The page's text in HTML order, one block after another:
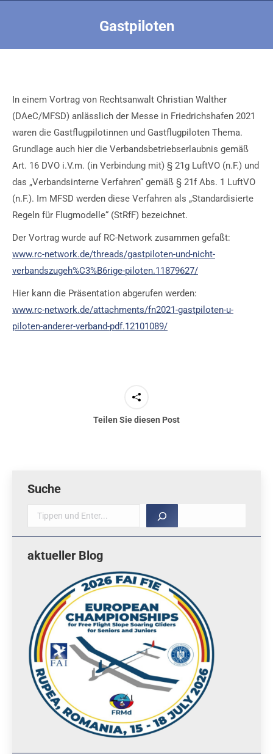
Gastpiloten
In einem Vortrag von Rechtsanwalt Christian Walther
(DAeC/MFSD) anlässlich der Messe in Friedrichshafen 2021
waren die Gastflugpilotinnen und Gastflugpiloten Thema.
Grundlage auch hier die Verbandsbetriebserlaubnis gemäß
Art. 16 DVO i.V.m. (in Verbindung mit) § 21g LuftVO (n.F.) und
das „Verbandsinterne Verfahren“ gemäß § 21f Abs. 1 LuftVO
(n.F.). Im MFSD werden diese Verfahren als „Standardisierte
Regeln für Flugmodelle“ (StRfF) bezeichnet.
Der Vortrag wurde auf RC-Network zusammen gefaßt:
www.rc-network.de/threads/gastpiloten-und-nicht-
verbandszugeh%C3%B6rige-piloten.11879627/
Hier kann die Präsentation abgerufen werden:
www.rc-network.de/attachments/fn2021-gastpiloten-u-
piloten-anderer-verband-pdf.12101089/
Teilen Sie diesen Post
Suche
Suche
aktueller Blog